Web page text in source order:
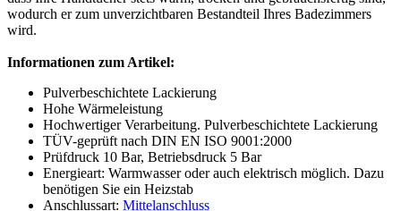
wodurch er zum unverzichtbaren Bestandteil Ihres Badezimmers
wird.
Informationen zum Artikel:
Pulverbeschichtete Lackierung
Hohe Wärmeleistung
Hochwertiger Verarbeitung. Pulverbeschichtete Lackierung
TÜV-geprüft nach DIN EN ISO 9001:2000
Prüfdruck 10 Bar, Betriebsdruck 5 Bar
Energieart: Warmwasser oder auch elektrisch möglich. Dazu
benötigen Sie ein Heizstab
Anschlussart: Mittelanschluss